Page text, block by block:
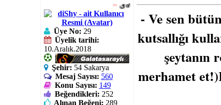
یơυℓℓεss ..
Üye No: 29
Üyelik tarihi:
10.Aralık.2018
Şehir: 54 Sakarya
Mesaj Sayısı: 560
Konu Sayısı: 149
Beğendikleri: 252
Alınan Beğeni: 289
- Ve sen
kutsallığı
şeytanın
merhamet